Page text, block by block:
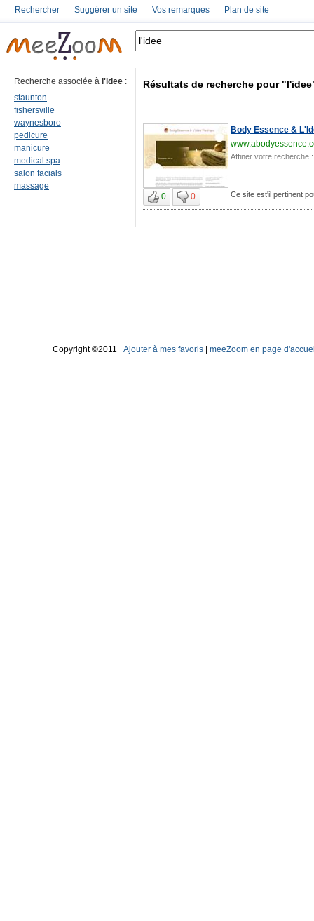
Rechercher Suggérer un site Vos remarques Plan de site
Recherche associée à l'idee :
staunton
fishersville
waynesboro
pedicure
manicure
medical spa
salon facials
massage
Résultats de recherche pour
Body Essence &
Affiner votre recherche :
0 0 Ce site est'il pertinent
Copyright ©2011 Ajouter à mes favoris meeZoom en page